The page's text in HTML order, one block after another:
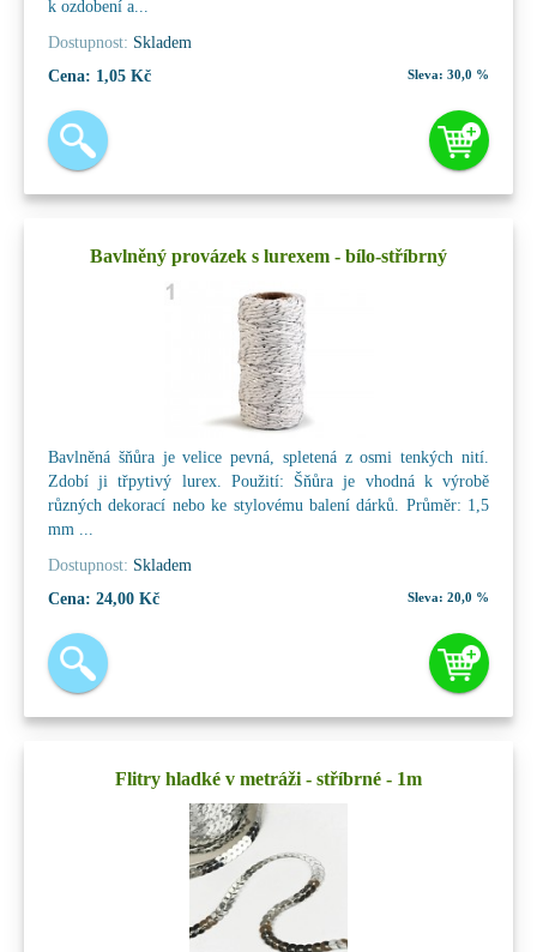
k ozdobení a...
Dostupnost: Skladem
Cena: 1,05 Kč Sleva: 30,0 %
Bavlněný provázek s lurexem - bílo-stříbrný
Bavlněná šňůra je velice pevná, spletená z osmi tenkých nití.
Zdobí ji třpytivý lurex. Použití: Šňůra je vhodná k výrobě
různých dekorací nebo ke stylovému balení dárků. Průměr: 1,5
mm ...
Dostupnost: Skladem
Cena: 24,00 Kč Sleva: 20,0 %
Flitry hladké v metráži - stříbrné - 1m